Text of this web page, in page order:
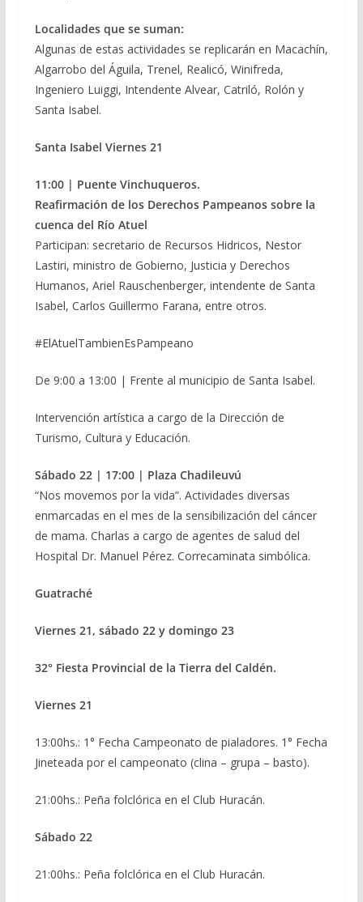
Localidades que se suman:
Algunas de estas actividades se replicarán en Macachín,
Algarrobo del Águila, Trenel, Realicó, Winifreda,
Ingeniero Luiggi, Intendente Alvear, Catriló, Rolón y
Santa Isabel.
Santa Isabel Viernes 21
11:00 | Puente Vinchuqueros.
Reafirmación de los Derechos Pampeanos sobre la
cuenca del Río Atuel
Participan: secretario de Recursos Hidricos, Nestor
Lastiri, ministro de Gobierno, Justicia y Derechos
Humanos, Ariel Rauschenberger, intendente de Santa
Isabel, Carlos Guillermo Farana, entre otros.
#ElAtuelTambienEsPampeano
De 9:00 a 13:00 | Frente al municipio de Santa Isabel.
Intervención artística a cargo de la Dirección de
Turismo, Cultura y Educación.
Sábado 22 | 17:00 | Plaza Chadileuvú
“Nos movemos por la vida”. Actividades diversas
enmarcadas en el mes de la sensibilización del cáncer
de mama. Charlas a cargo de agentes de salud del
Hospital Dr. Manuel Pérez. Correcaminata simbólica.
Guatraché
Viernes 21, sábado 22 y domingo 23
32° Fiesta Provincial de la Tierra del Caldén.
Viernes 21
13:00hs.: 1° Fecha Campeonato de pialadores. 1° Fecha
Jineteada por el campeonato (clina – grupa – basto).
21:00hs.: Peña folclórica en el Club Huracán.
Sábado 22
21:00hs.: Peña folclórica en el Club Huracán.